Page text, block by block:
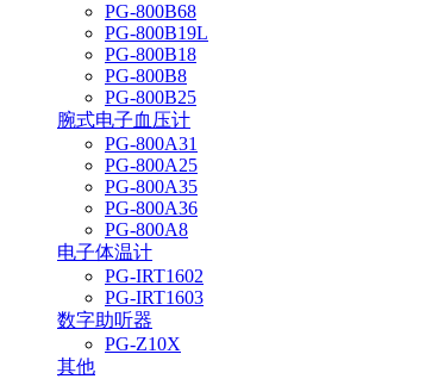
PG-800B68
PG-800B19L
PG-800B18
PG-800B8
PG-800B25
腕式电子血压计
PG-800A31
PG-800A25
PG-800A35
PG-800A36
PG-800A8
电子体温计
PG-IRT1602
PG-IRT1603
数字助听器
PG-Z10X
其他